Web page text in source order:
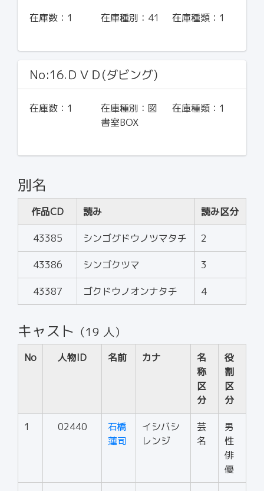
在庫数： 1 在庫種別： 41 在庫種類： 1
No:16.ＤＶＤ(ダビング)
在庫数： 1 在庫種別： 図
書室BOX
在庫種類： 1
別名
作品CD 読み 読み区分
43385 シンゴグドウノツマタチ 2
43386 シンゴクツマ 3
43387 ゴクドウノオンナタチ 4
キャスト （19 人）
No 人物ID 名前 カナ
名
称
区
分
役
割
区
分
1 02440
石橋
蓮司
イシバシ
レンジ
芸
名
男
性
俳
優